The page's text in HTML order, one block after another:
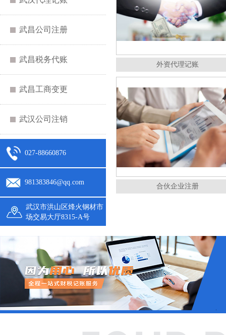
武昌公司注册
武昌税务代账
武昌工商变更
武汉公司注销
027-88660876
981383846@qq.com
武汉市洪山区烽火钢材市
场交易大厅8315-A号
外资代理记账
合伙企业注册